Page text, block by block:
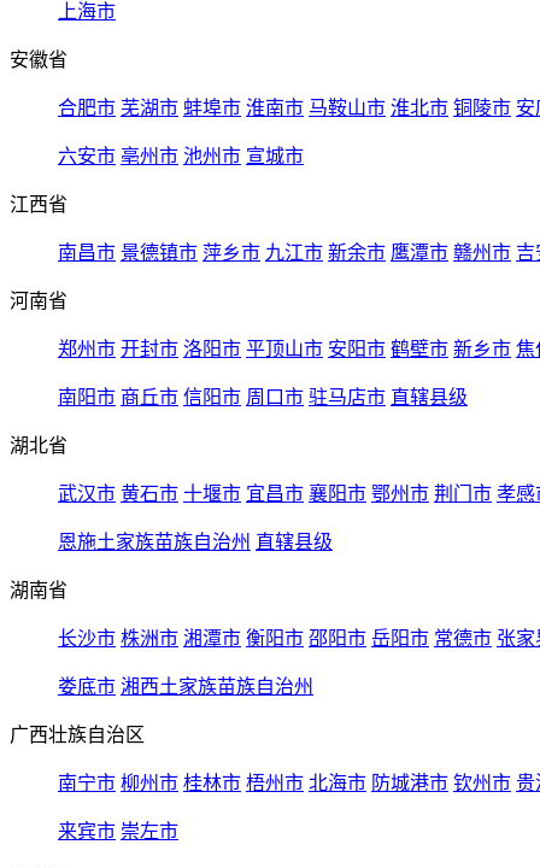
上海市
安徽省
合肥市 芜湖市 蚌埠市 淮南市 马鞍山市 淮北市 铜陵市 安
六安市 亳州市 池州市 宣城市
江西省
南昌市 景德镇市 萍乡市 九江市 新余市 鹰潭市 赣州市 吉
河南省
郑州市 开封市 洛阳市 平顶山市 安阳市 鹤壁市 新乡市 焦
南阳市 商丘市 信阳市 周口市 驻马店市 直辖县级
湖北省
武汉市 黄石市 十堰市 宜昌市 襄阳市 鄂州市 荆门市 孝感
恩施土家族苗族自治州 直辖县级
湖南省
长沙市 株洲市 湘潭市 衡阳市 邵阳市 岳阳市 常德市 张家
娄底市 湘西土家族苗族自治州
广西壮族自治区
南宁市 柳州市 桂林市 梧州市 北海市 防城港市 钦州市 贵
来宾市 崇左市